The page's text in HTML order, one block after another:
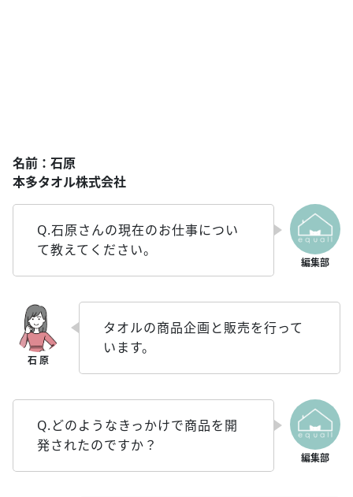
名前：石原
本多タオル株式会社
Q.石原さんの現在のお仕事につい
て教えてください。
タオルの商品企画と販売を行って
います。
Q.どのようなきっかけで商品を開
発されたのですか？